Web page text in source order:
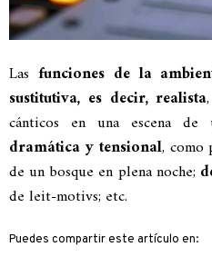
Las funciones de la
sustitutiva, es decir, realista
cánticos en una escena de
dramática y tensional, como
de un bosque en plena noche;
de leit-motivs; etc.
Puedes compartir este artículo en: